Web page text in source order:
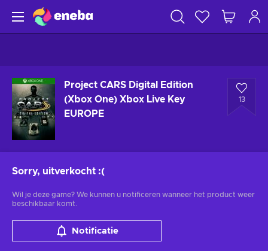
Project CARS Digital Edition
(Xbox One) Xbox Live Key
EUROPE
13
Sorry, uitverkocht :(
Wil je deze game? We kunnen u notificeren wanneer het product weer
beschikbaar komt.
Notificatie